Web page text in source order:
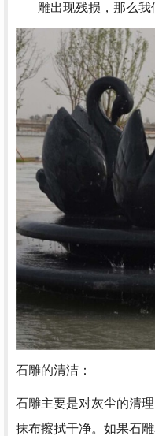
雕出现残损，那么
石雕的清洁：
石雕主要是对灰尘的清
抹布擦拭干净。如果石